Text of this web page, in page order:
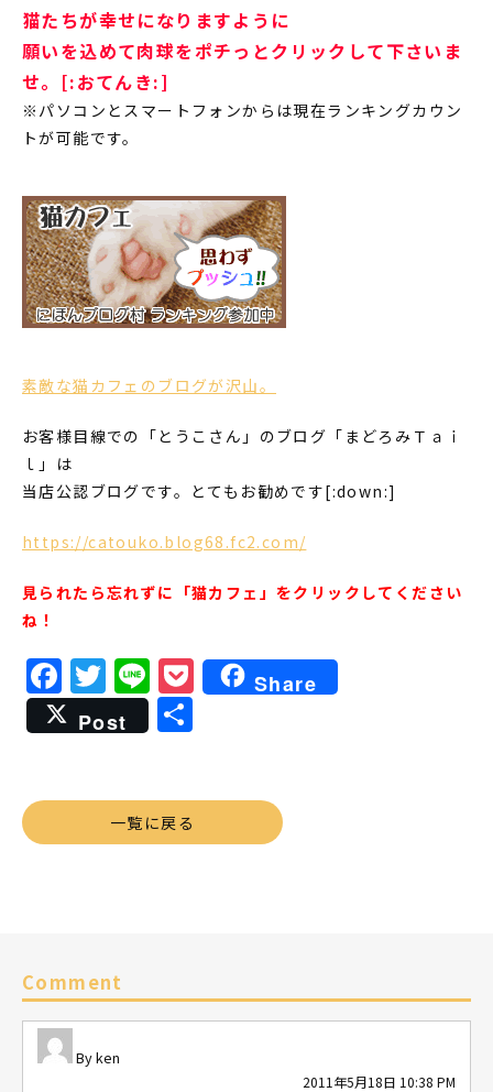
猫たちが幸せになりますように
願いを込めて肉球をポチっとクリックして下さいま
せ。[:おてんき:]
※パソコンとスマートフォンからは現在ランキングカウン
トが可能です。
素敵な猫カフェのブログが沢山。
お客様目線での「とうこさん」のブログ「まどろみＴａｉ
ｌ」は
当店公認ブログです。とてもお勧めです[:down:]
https://catouko.blog68.fc2.com/
見られたら忘れずに「猫カフェ」をクリックしてください
ね！
Facebook
Twitter
LinePocket
Share
Post
共
一覧に戻る
Comment
ken
2011年5月18日 10:38 PM